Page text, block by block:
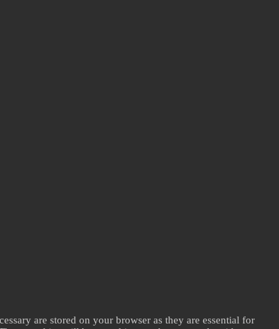
are stored on your browser as they are essential for